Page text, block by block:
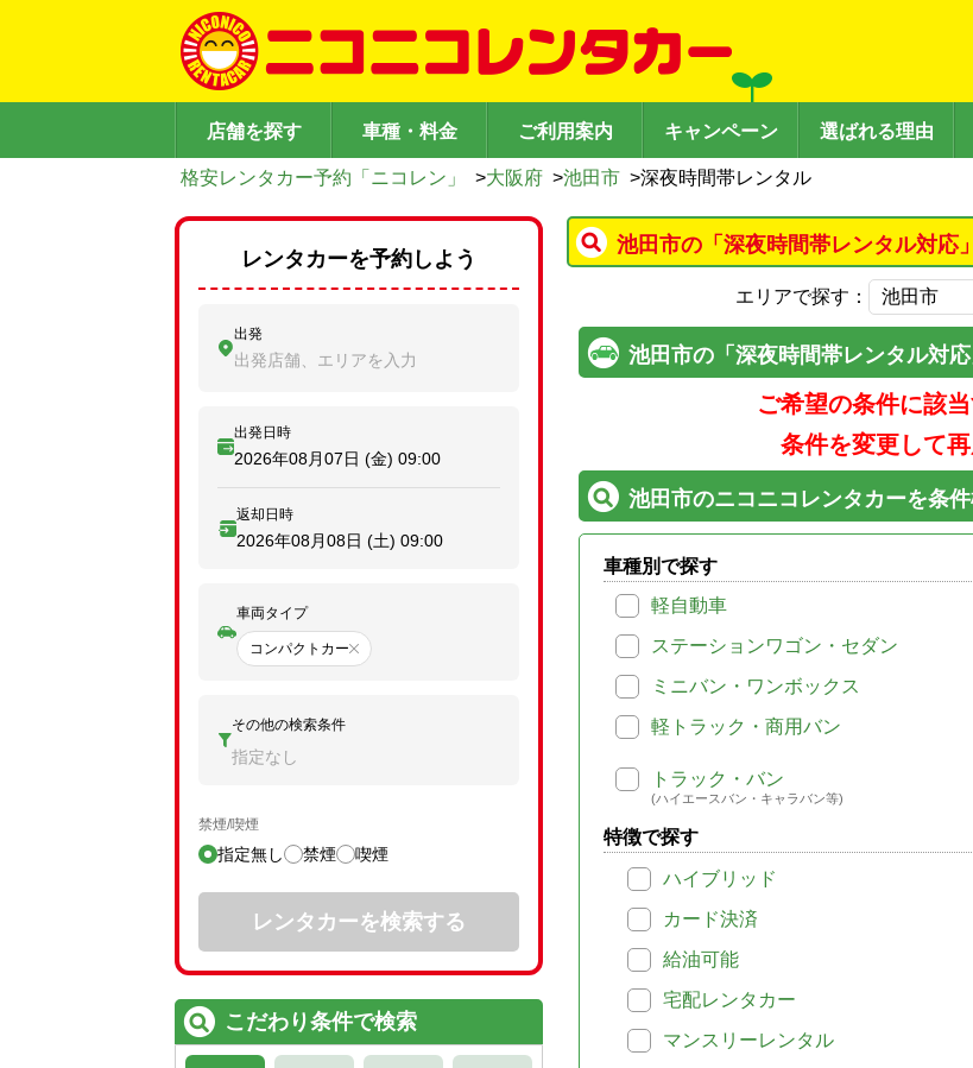
店舗を探す 車種・料金 ご利用案内 キャンペーン 選ばれる理由
格安レンタカー予約「ニコレン」 >大阪府 >池田市 >深夜時間帯レンタル
池田市の「深夜時間帯レンタル対応
エリアで探す：
池田市の「深夜時間帯レンタル対
ご希望の条件に該
条件を変更して
池田市のニコニコレンタカーを条
車種別で探す
軽自動車
ステーションワゴン・セダン
ミニバン・ワンボックス
軽トラック・商用バン
トラック・バン
(ハイエースバン・キャラバン等)
特徴で探す
ハイブリッド
カード決済
給油可能
宅配レンタカー
マンスリーレンタル
レンタカーを予約しよう
出発
出発店舗、エリアを入力
出発日時
2026年08月07日 (金) 09:00
返却日時
2026年08月08日 (土) 09:00
車両タイプ
コンパクトカー
その他の検索条件
指定なし
禁煙/喫煙
指定無し 禁煙 喫煙
レンタカーを検索する
こだわり条件で検索